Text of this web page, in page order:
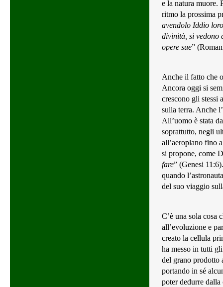
e la natura muore.
ritmo la prossima
avendolo Iddio
divinità, si vedono
opere sue”
Anche il fatto che
Ancora oggi si
crescono gli stessi
sulla terra. Anche
All’uomo è stata
soprattutto, negli
all’aeroplano fino
si propone, come
fare” (Genesi
quando
del suo viaggio
C’è una sola cosa
all’evoluzione e
creato la cellula
ha messo in tutti
del grano prodotto
portando in sé
poter dedurre dalla